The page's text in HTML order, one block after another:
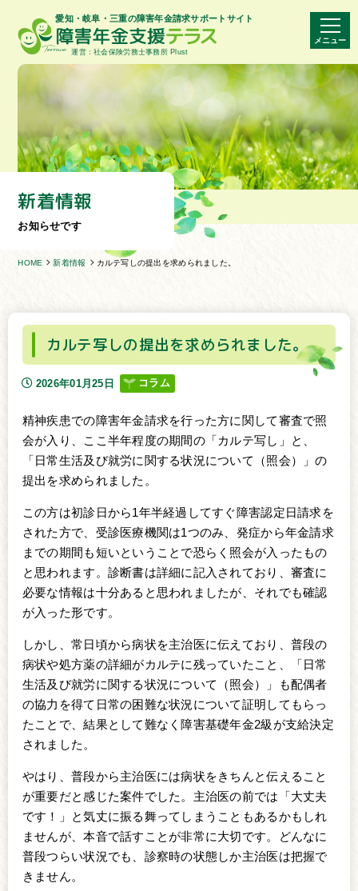
愛知・岐阜・三重の障害年金請求サポートサイト
運営：社会保険労務士事務所 Plust
新着情報
お知らせです
HOME 新着情報 カルテ写しの提出を求められました。
カルテ写しの提出を求められました。
2026年01月25日 コラム
精神疾患での障害年金請求を行った方に関して審査で照
会が入り、ここ半年程度の期間の「カルテ写し」と、
「日常生活及び就労に関する状況について（照会）」の
提出を求められました。
この方は初診日から1年半経過してすぐ障害認定日請求を
された方で、受診医療機関は1つのみ、発症から年金請求
までの期間も短いということで恐らく照会が入ったもの
と思われます。診断書は詳細に記入されており、審査に
必要な情報は十分あると思われましたが、それでも確認
が入った形です。
しかし、常日頃から病状を主治医に伝えており、普段の
病状や処方薬の詳細がカルテに残っていたこと、「日常
生活及び就労に関する状況について（照会）」も配偶者
の協力を得て日常の困難な状況について証明してもらっ
たことで、結果として難なく障害基礎年金2級が支給決定
されました。
やはり、普段から主治医には病状をきちんと伝えること
が重要だと感じた案件でした。主治医の前では「大丈夫
です！」と気丈に振る舞ってしまうこともあるかもしれ
ませんが、本音で話すことが非常に大切です。どんなに
普段つらい状況でも、診察時の状態しか主治医は把握で
きません。
メニュー